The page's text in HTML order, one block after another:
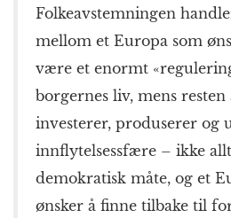
Folkeavstemningen
mellom et Europa som
være et enormt
borgernes liv, mens
investerer, produserer og
innflytelsessfære – ikke
demokratisk måte, og et
ønsker å finne tilbake til